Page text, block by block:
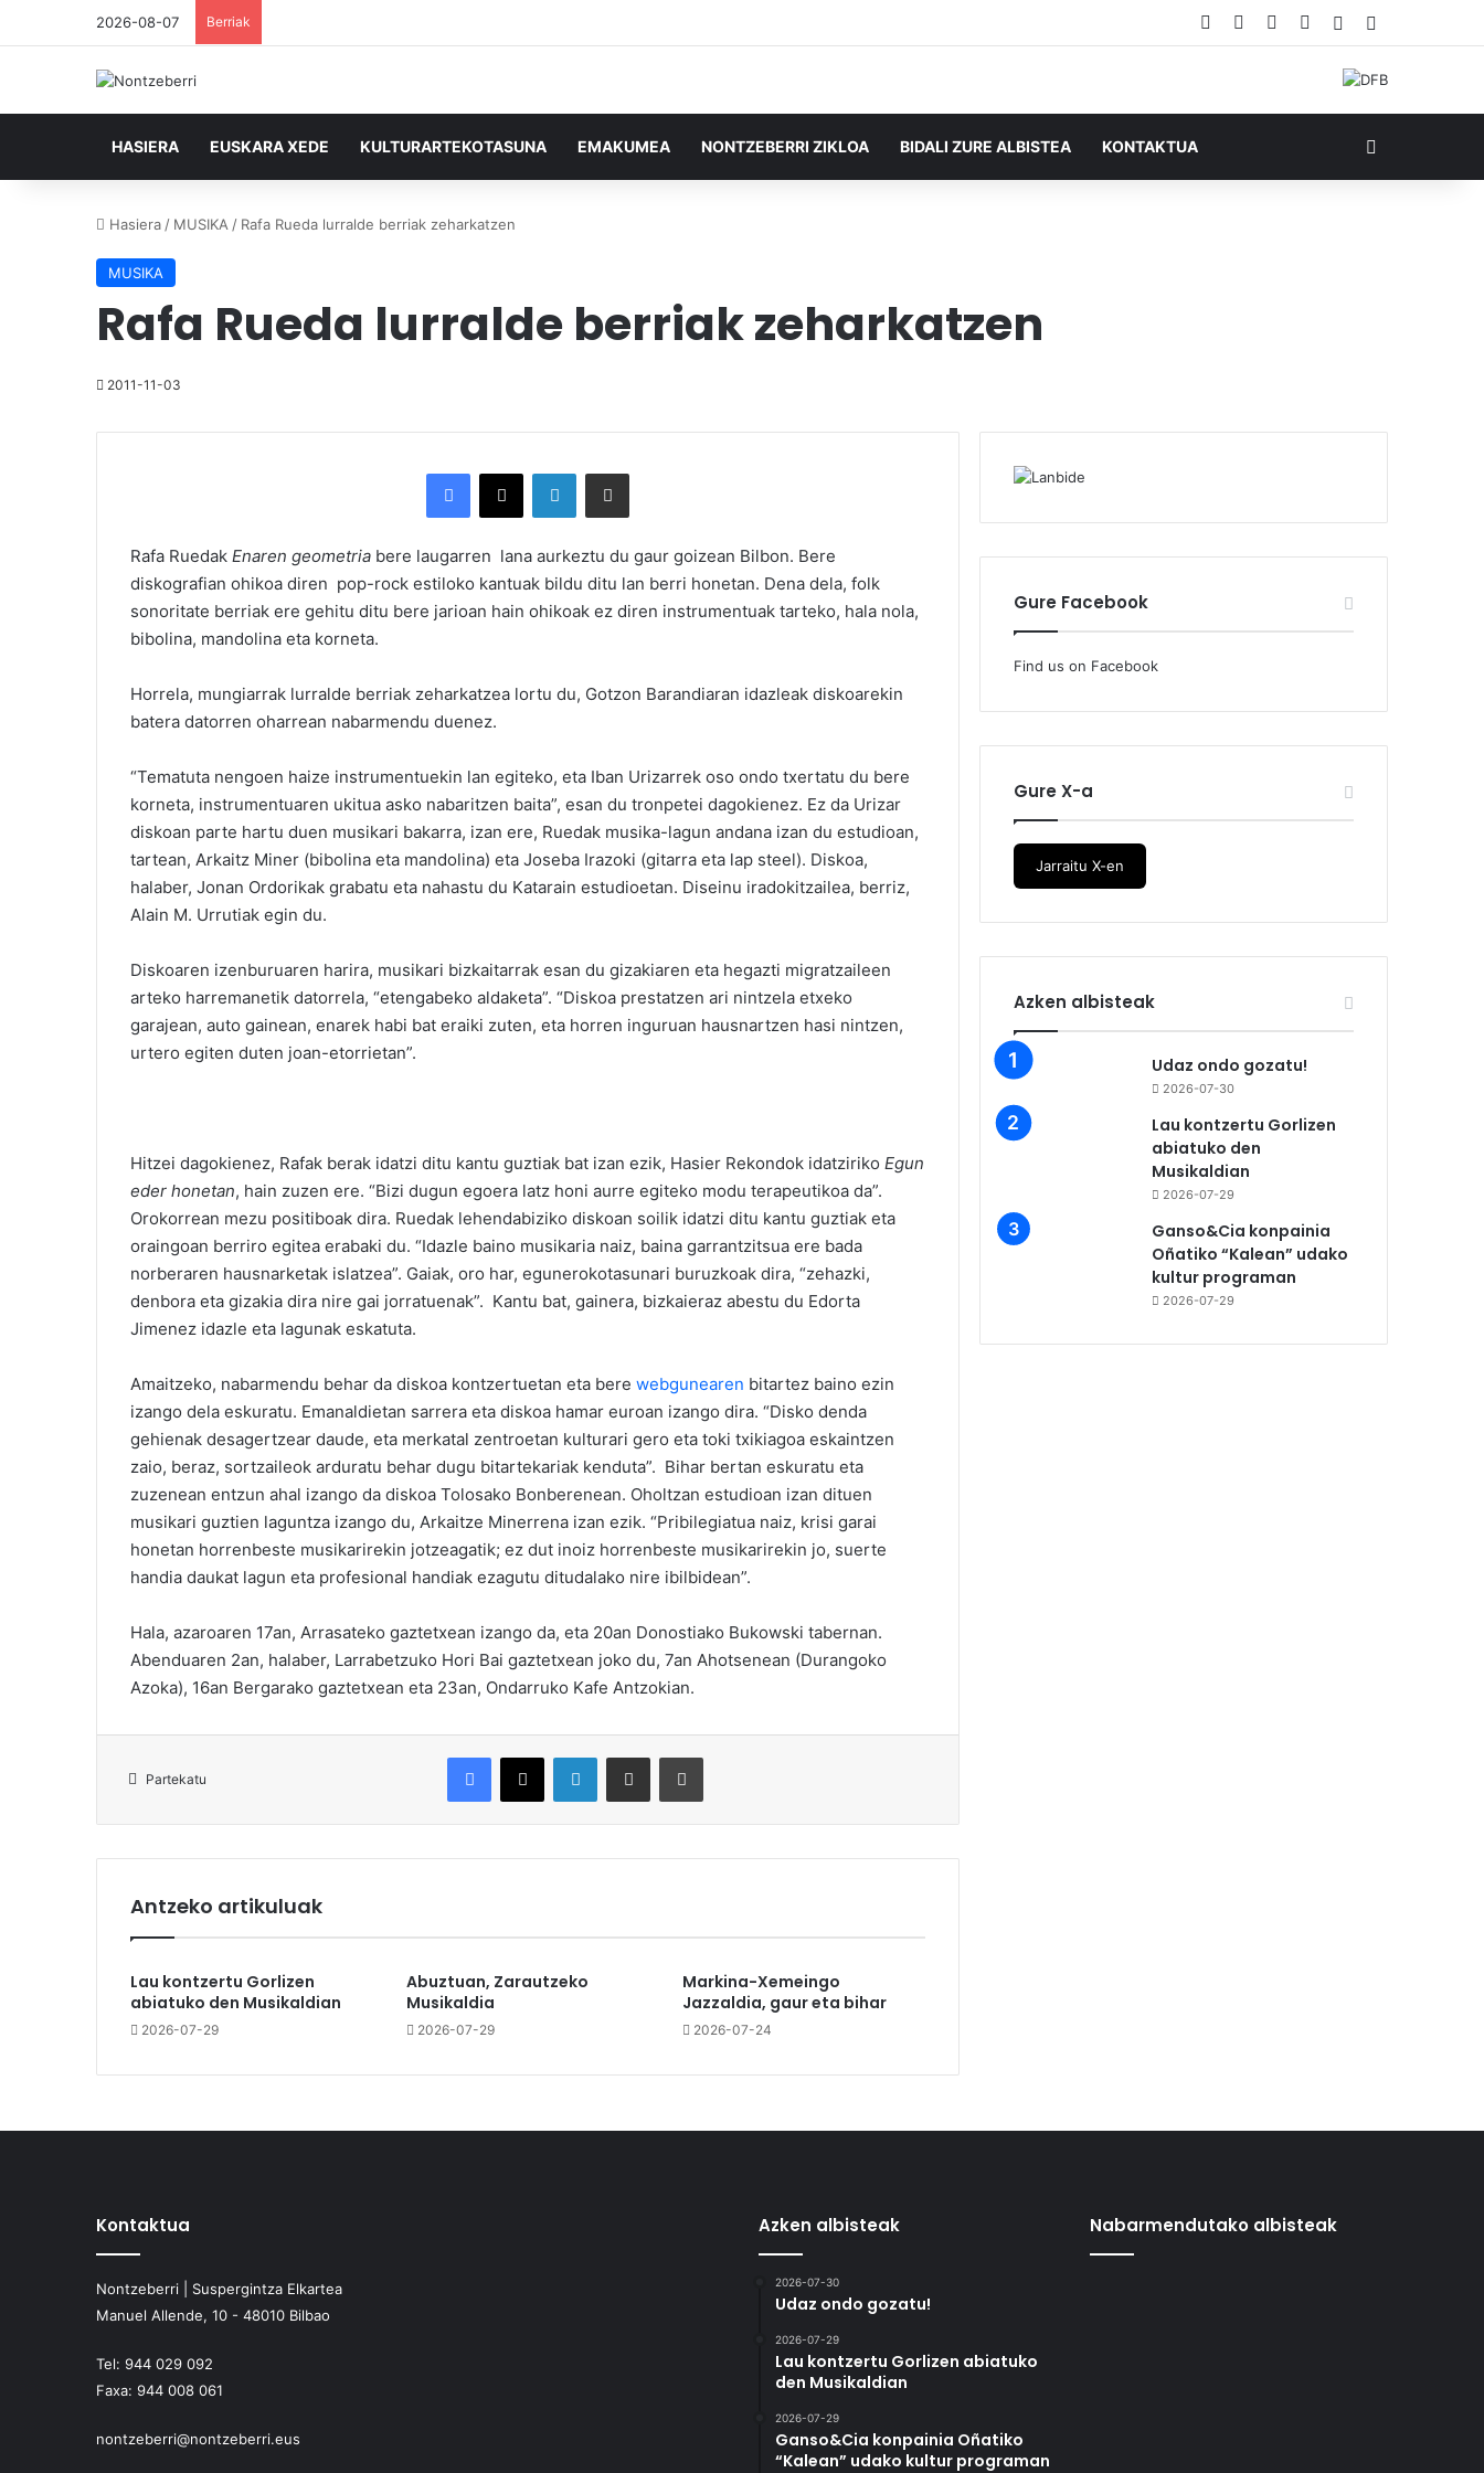
2026-08-07 Berriak Facebook YouTube
RSS Ausazko
HASIERA EUSKARA XEDE KULTURARTEKOTASUNA EMAKUMEA NONTZEBERRI ZIKLOA BIDALI ZURE ALBISTEA KONTAKTUA
Hasiera / MUSIKA / Rafa Rueda lurralde berriak zeharkatzen
MUSIKA
Rafa Rueda lurralde berriak zeharkatzen
2011-11-03
Rafa Ruedak Enaren geometria bere laugarren lana aurkeztu du gaur goizean Bilbon. Bere
diskografian ohikoa diren pop-rock estiloko kantuak bildu ditu lan berri honetan. Dena dela, folk
sonoritate berriak ere gehitu ditu bere jarioan hain ohikoak ez diren instrumentuak tarteko, hala nola,
bibolina, mandolina eta korneta.
Horrela, mungiarrak lurralde berriak zeharkatzea lortu du, Gotzon Barandiaran idazleak diskoarekin
batera datorren oharrean nabarmendu duenez.
“Tematuta nengoen haize instrumentuekin lan egiteko, eta Iban Urizarrek oso ondo txertatu du bere
korneta, instrumentuaren ukitua asko nabaritzen baita”, esan du tronpetei dagokienez. Ez da Urizar
diskoan parte hartu duen musikari bakarra, izan ere, Ruedak musika-lagun andana izan du estudioan,
tartean, Arkaitz Miner (bibolina eta mandolina) eta Joseba Irazoki (gitarra eta lap steel). Diskoa,
halaber, Jonan Ordorikak grabatu eta nahastu du Katarain estudioetan. Diseinu iradokitzailea, berriz,
Alain M. Urrutiak egin du.
Diskoaren izenburuaren harira, musikari bizkaitarrak esan du gizakiaren eta hegazti migratzaileen
arteko harremanetik datorrela, “etengabeko aldaketa”. “Diskoa prestatzen ari nintzela etxeko
garajean, auto gainean, enarek habi bat eraiki zuten, eta horren inguruan hausnartzen hasi nintzen,
urtero egiten duten joan-etorrietan”.
Hitzei dagokienez, Rafak berak idatzi ditu kantu guztiak bat izan ezik, Hasier Rekondok idatziriko Egun
eder honetan, hain zuzen ere. “Bizi dugun egoera latz honi aurre egiteko modu terapeutikoa da”.
Orokorrean mezu positiboak dira. Ruedak lehendabiziko diskoan soilik idatzi ditu kantu guztiak eta
oraingoan berriro egitea erabaki du. “Idazle baino musikaria naiz, baina garrantzitsua ere bada
norberaren hausnarketak islatzea”. Gaiak, oro har, egunerokotasunari buruzkoak dira, “zehazki,
denbora eta gizakia dira nire gai jorratuenak”. Kantu bat, gainera, bizkaieraz abestu du Edorta
Jimenez idazle eta lagunak eskatuta.
Amaitzeko, nabarmendu behar da diskoa kontzertuetan eta bere webgunearen bitartez baino ezin
izango dela eskuratu. Emanaldietan sarrera eta diskoa hamar euroan izango dira. “Disko denda
gehienak desagertzear daude, eta merkatal zentroetan kulturari gero eta toki txikiagoa eskaintzen
zaio, beraz, sortzaileok arduratu behar dugu bitartekariak kenduta”. Bihar bertan eskuratu eta
zuzenean entzun ahal izango da diskoa Tolosako Bonberenean. Oholtzan estudioan izan dituen
musikari guztien laguntza izango du, Arkaitze Minerrena izan ezik. “Pribilegiatua naiz, krisi garai
honetan horrenbeste musikarirekin jotzeagatik; ez dut inoiz horrenbeste musikarirekin jo, suerte
handia daukat lagun eta profesional handiak ezagutu ditudalako nire ibilbidean”.
Hala, azaroaren 17an, Arrasateko gaztetxean izango da, eta 20an Donostiako Bukowski tabernan.
Abenduaren 2an, halaber, Larrabetzuko Hori Bai gaztetxean joko du, 7an Ahotsenean (Durangoko
Azoka), 16an Bergarako gaztetxean eta 23an, Ondarruko Kafe Antzokian.
Partekatu
Antzeko artikuluak
Lau kontzertu Gorlizen
abiatuko den Musikaldian
2026-07-29
Abuztuan, Zarautzeko
Musikaldia
2026-07-29
Markina-Xemeingo
Jazzaldia, gaur eta bihar
2026-07-24
Gure Facebook
Find us on Facebook
Gure X-a
Jarraitu X-en
Azken albisteak
Udaz ondo gozatu!
2026-07-30
Lau kontzertu Gorlizen
abiatuko den
Musikaldian
2026-07-29
Ganso&Cia konpainia
Oñatiko “Kalean” udako
kultur programan
2026-07-29
Kontaktua
Nontzeberri | Suspergintza Elkartea
Manuel Allende, 10 - 48010 Bilbao
Tel: 944 029 092
Faxa: 944 008 061
nontzeberri@nontzeberri.eus
Azken albisteak
2026-07-30
Udaz ondo gozatu!
2026-07-29
Lau kontzertu Gorlizen abiatuko
den Musikaldian
2026-07-29
Ganso&Cia konpainia Oñatiko
“Kalean” udako kultur programan
Nabarmendutako albisteak